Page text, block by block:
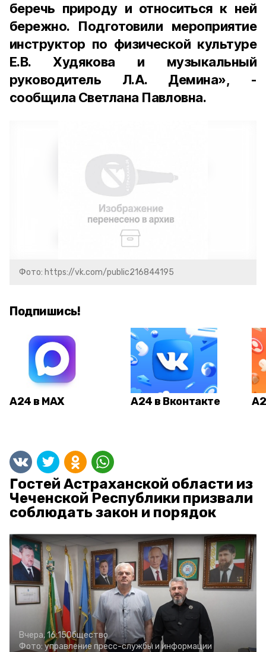
беречь природу и относиться к ней
бережно. Подготовили мероприятие
инструктор по физической культуре
Е.В. Худякова и музыкальный
руководитель Л.А. Демина», -
сообщила Светлана Павловна.
Фото: https://vk.com/public216844195
Подпишись!
А24 в MAX А24 в Вконтакте
Гостей Астраханской области из
Чеченской Республики призвали
соблюдать закон и порядок
Вчера, 16:15Общество
Фото: управление пресс-службы и информации